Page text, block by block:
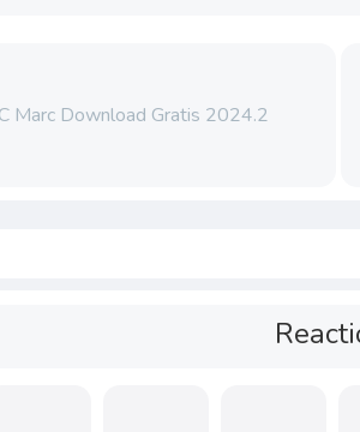
Marc Download Gratis 2024.2